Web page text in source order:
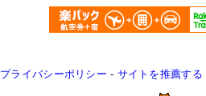
プライバシーポリシー - サイトを推薦する